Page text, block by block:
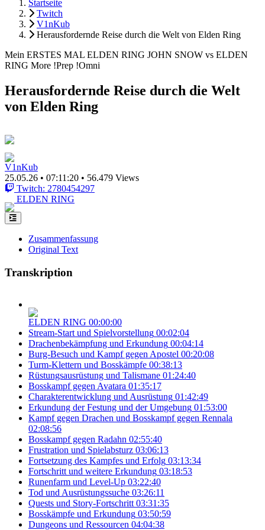
Startseite
Twitch
V1nKub
Herausfordernde Reise durch die Welt von Elden Ring
Mein ERSTES MAL ELDEN RING JOHN SNOW vs ELDEN
RING More !Prep !Omni
Herausfordernde Reise durch die Welt
von Elden Ring
V1nKub
25.05.26 • 07:11:20 • 56.479 Views
Twitch: 2780454297
ELDEN RING
Zusammenfassung
Original Text
Transkription
ELDEN RING 00:00:00
Stream-Start und Spielvorstellung 00:02:04
Drachenbekämpfung und Erkundung 00:04:14
Burg-Besuch und Kampf gegen Apostel 00:20:08
Turm-Klettern und Bosskämpfe 00:38:13
Rüstungsausrüstung und Talismane 01:24:40
Bosskampf gegen Avatara 01:35:17
Charakterentwicklung und Ausrüstung 01:42:49
Erkundung der Festung und der Umgebung 01:53:00
Kampf gegen Drachen und Bosskampf gegen Rennala
02:08:56
Bosskampf gegen Radahn 02:55:40
Frustration und Spielabsturz 03:06:13
Fortsetzung des Kampfes und Erfolg 03:13:34
Fortschritt und weitere Erkundung 03:18:53
Runenfarm und Level-Up 03:22:40
Tod und Ausrüstungssuche 03:26:11
Quests und Story-Fortschritt 03:31:35
Bosskämpfe und Erkundung 03:50:59
Dungeons und Ressourcen 04:04:38